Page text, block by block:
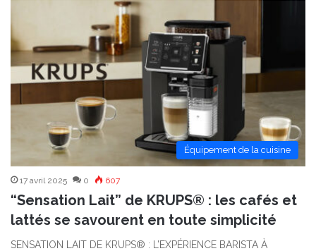
Équipement de la cuisine
17 avril 2025 0 607
“Sensation Lait” de KRUPS® : les cafés et
lattés se savourent en toute simplicité
SENSATION LAIT DE KRUPS® : L’EXPÉRIENCE BARISTA À